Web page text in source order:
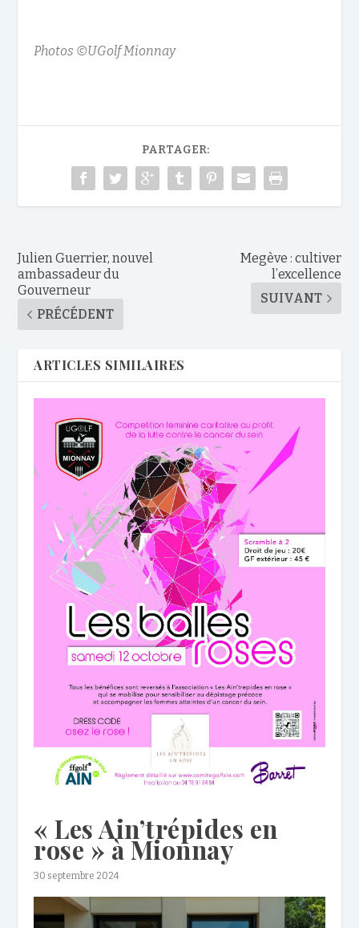
Photos ©UGolf Mionnay
PARTAGER:
Julien Guerrier, nouvel
ambassadeur du
Gouverneur
PRÉCÉDENT
Megève : cultiver
l’excellence
SUIVANT
ARTICLES SIMILAIRES
« Les Ain’trépides en
rose » à Mionnay
30 septembre 2024